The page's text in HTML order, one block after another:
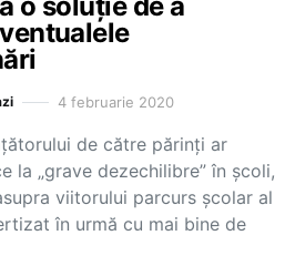
4 februarie 2020
de către părinți ar
la „grave dezechilibre” în școli,
viitorului parcurs şcolar al
în urmă cu mai bine de